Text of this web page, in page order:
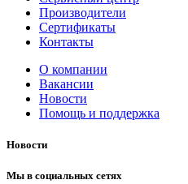
Производители
Сертификаты
Контакты
О компании
Вакансии
Новости
Помощь и поддержка
Новости
Мы в социальных сетях